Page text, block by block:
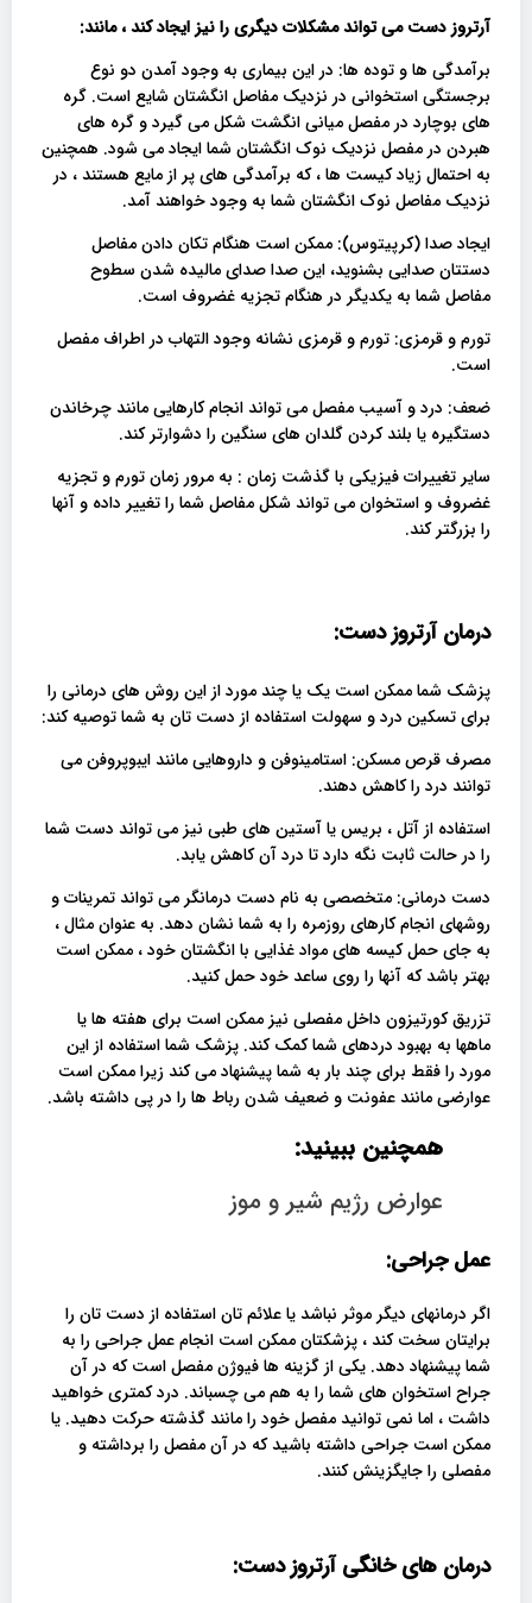
آرتروز دست می تواند مشکلات دیگری را نیز ایجاد کند ، مانند:
برآمدگی ها و توده ها: در این بیماری به وجود آمدن دو نوع
برجستگی استخوانی در نزدیک مفاصل انگشتان شایع است. گره
های بوچارد در مفصل میانی انگشت شکل می گیرد و گره های
هبردن در مفصل نزدیک نوک انگشتان شما ایجاد می شود. همچنین
به احتمال زیاد کیست ها ، که برآمدگی های پر از مایع هستند ، در
نزدیک مفاصل نوک انگشتان شما به وجود خواهند آمد.
ایجاد صدا (کرپیتوس): ممکن است هنگام تکان دادن مفاصل
دستتان صدایی بشنوید، این صدا صدای مالیده شدن سطوح
مفاصل شما به یکدیگر در هنگام تجزیه غضروف است.
تورم و قرمزی: تورم و قرمزی نشانه وجود التهاب در اطراف مفصل
است.
ضعف: درد و آسیب مفصل می تواند انجام کارهایی مانند چرخاندن
دستگیره یا بلند کردن گلدان های سنگین را دشوارتر کند.
سایر تغییرات فیزیکی با گذشت زمان : به مرور زمان تورم و تجزیه
غضروف و استخوان می تواند شکل مفاصل شما را تغییر داده و آنها
را بزرگتر کند.
درمان آرتروز دست:
پزشک شما ممکن است یک یا چند مورد از این روش های درمانی را
برای تسکین درد و سهولت استفاده از دست تان به شما توصیه کند:
مصرف قرص مسکن: استامینوفن و داروهایی مانند ایبوپروفن می
توانند درد را کاهش دهند.
استفاده از آتل ، بریس یا آستین های طبی نیز می تواند دست شما
را در حالت ثابت نگه دارد تا درد آن کاهش یابد.
دست درمانی: متخصصی به نام دست درمانگر می تواند تمرینات و
روشهای انجام کارهای روزمره را به شما نشان دهد. به عنوان مثال ،
به جای حمل کیسه های مواد غذایی با انگشتان خود ، ممکن است
بهتر باشد که آنها را روی ساعد خود حمل کنید.
تزریق کورتیزون داخل مفصلی نیز ممکن است برای هفته ها یا
ماهها به بهبود دردهای شما کمک کند. پزشک شما استفاده از این
مورد را فقط برای چند بار به شما پیشنهاد می کند زیرا ممکن است
عوارضی مانند عفونت و ضعیف شدن رباط ها را در پی داشته باشد.
همچنین ببینید:
عوارض رژیم شیر و موز
عمل جراحی:
اگر درمانهای دیگر موثر نباشد یا علائم تان استفاده از دست تان را
برایتان سخت کند ، پزشکتان ممکن است انجام عمل جراحی را به
شما پیشنهاد دهد. یکی از گزینه ها فیوژن مفصل است که در آن
جراح استخوان های شما را به هم می چسباند. درد کمتری خواهید
داشت ، اما نمی توانید مفصل خود را مانند گذشته حرکت دهید. یا
ممکن است جراحی داشته باشید که در آن مفصل را برداشته و
مفصلی را جایگزینش کنند.
درمان های خانگی آرتروز دست: